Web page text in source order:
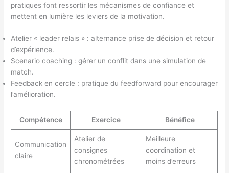
pratiques font ressortir les mécanismes de confiance et
mettent en lumière les leviers de la motivation.
Atelier « leader relais » : alternance prise de décision et retour
d’expérience.
Scenario coaching : gérer un conflit dans une simulation de
match.
Feedback en cercle : pratique du feedforward pour encourager
l’amélioration.
Compétence Exercice Bénéfice
Communication
claire
Atelier de
consignes
chronométrées
Meilleure
coordination et
moins d’erreurs